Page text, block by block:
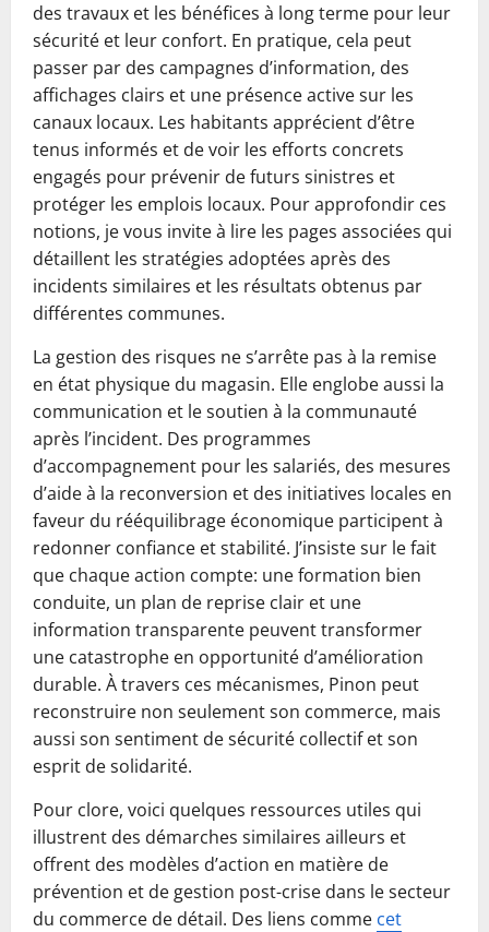
des travaux et les bénéfices à long terme pour leur
sécurité et leur confort. En pratique, cela peut
passer par des campagnes d’information, des
affichages clairs et une présence active sur les
canaux locaux. Les habitants apprécient d’être
tenus informés et de voir les efforts concrets
engagés pour prévenir de futurs sinistres et
protéger les emplois locaux. Pour approfondir ces
notions, je vous invite à lire les pages associées qui
détaillent les stratégies adoptées après des
incidents similaires et les résultats obtenus par
différentes communes.
La gestion des risques ne s’arrête pas à la remise
en état physique du magasin. Elle englobe aussi la
communication et le soutien à la communauté
après l’incident. Des programmes
d’accompagnement pour les salariés, des mesures
d’aide à la reconversion et des initiatives locales en
faveur du rééquilibrage économique participent à
redonner confiance et stabilité. J’insiste sur le fait
que chaque action compte: une formation bien
conduite, un plan de reprise clair et une
information transparente peuvent transformer
une catastrophe en opportunité d’amélioration
durable. À travers ces mécanismes, Pinon peut
reconstruire non seulement son commerce, mais
aussi son sentiment de sécurité collectif et son
esprit de solidarité.
Pour clore, voici quelques ressources utiles qui
illustrent des démarches similaires ailleurs et
offrent des modèles d’action en matière de
prévention et de gestion post-crise dans le secteur
du commerce de détail. Des liens comme cet